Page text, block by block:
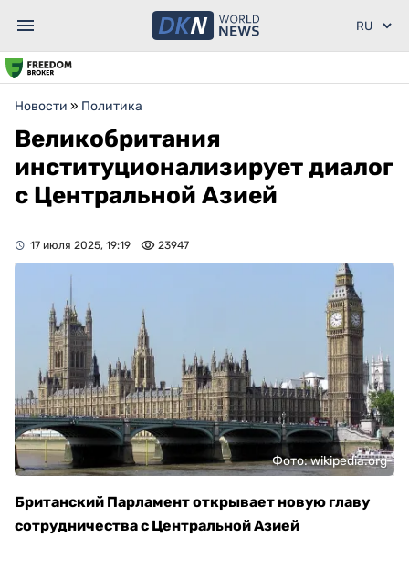
Новости » Политика
Великобритания
институционализирует диалог
с Центральной Азией
17 июля 2025, 19:19 23947
Фото: wikipedia.org
Британский Парламент открывает новую главу
сотрудничества с Центральной Азией